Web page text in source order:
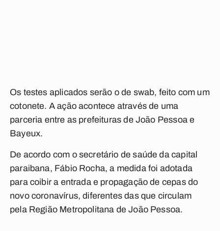
Os testes aplicados serão o de swab, feito com um
cotonete. A ação acontece através de uma
parceria entre as prefeituras de João Pessoa e
Bayeux.
De acordo com o secretário de saúde da capital
paraibana, Fábio Rocha, a medida foi adotada
para coibir a entrada e propagação de cepas do
novo coronavírus, diferentes das que circulam
pela Região Metropolitana de João Pessoa.